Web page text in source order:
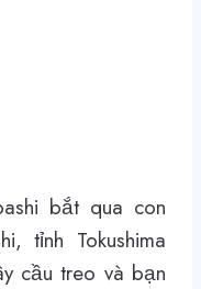
bắt qua con
tỉnh Tokushima
cầu treo và bạn